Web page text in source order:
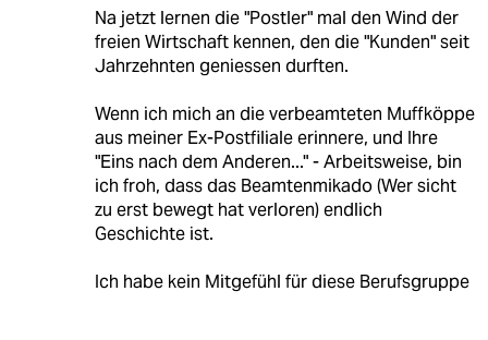
Na jetzt lernen die "Postler" mal den Wind der
freien Wirtschaft kennen, den die "Kunden" seit
Jahrzehnten geniessen durften.
Wenn ich mich an die verbeamteten Muffköppe
aus meiner Ex-Postfiliale erinnere, und Ihre
"Eins nach dem Anderen..." - Arbeitsweise, bin
ich froh, dass das Beamtenmikado (Wer sicht
zu erst bewegt hat verloren) endlich
Geschichte ist.
Ich habe kein Mitgefühl für diese Berufsgruppe